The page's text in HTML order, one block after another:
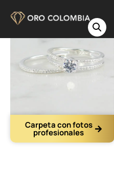
Carpeta con fotos
profesionales